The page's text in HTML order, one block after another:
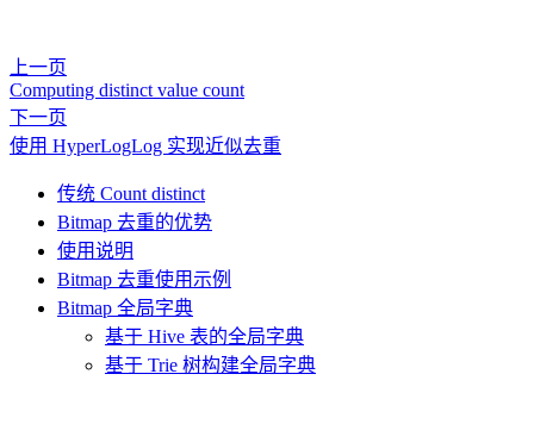
上一页
Computing distinct value count
下一页
使用 HyperLogLog 实现近似去重
传统 Count distinct
Bitmap 去重的优势
使用说明
Bitmap 去重使用示例
Bitmap 全局字典
基于 Hive 表的全局字典
基于 Trie 树构建全局字典